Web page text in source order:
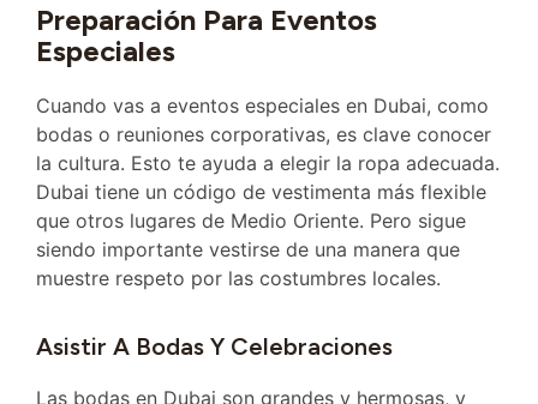
Preparación Para Eventos
Especiales
Cuando vas a eventos especiales en Dubai, como
bodas o reuniones corporativas, es clave conocer
la cultura. Esto te ayuda a elegir la ropa adecuada.
Dubai tiene un código de vestimenta más flexible
que otros lugares de Medio Oriente. Pero sigue
siendo importante vestirse de una manera que
muestre respeto por las costumbres locales.
Asistir A Bodas Y Celebraciones
Las bodas en Dubai son grandes y hermosas, y